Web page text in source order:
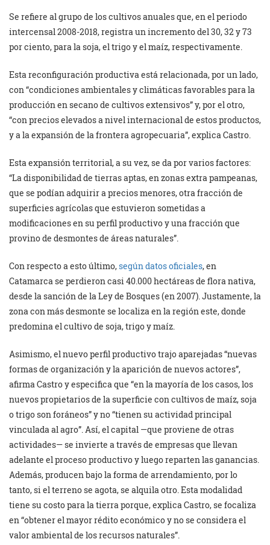
Se refiere al grupo de los cultivos anuales que, en el periodo
intercensal 2008-2018, registra un incremento del 30, 32 y 73
por ciento, para la soja, el trigo y el maíz, respectivamente.
Esta reconfiguración productiva está relacionada, por un lado,
con “condiciones ambientales y climáticas favorables para la
producción en secano de cultivos extensivos” y, por el otro,
“con precios elevados a nivel internacional de estos productos,
y a la expansión de la frontera agropecuaria”, explica Castro.
Esta expansión territorial, a su vez, se da por varios factores:
“La disponibilidad de tierras aptas, en zonas extra pampeanas,
que se podían adquirir a precios menores, otra fracción de
superficies agrícolas que estuvieron sometidas a
modificaciones en su perfil productivo y una fracción que
provino de desmontes de áreas naturales”.
Con respecto a esto último,según datos oficiales, en
Catamarca se perdieron casi 40.000 hectáreas de flora nativa,
desde la sanción de la Ley de Bosques (en 2007). Justamente, la
zona con más desmonte se localiza en la región este, donde
predomina el cultivo de soja, trigo y maíz.
Asimismo, el nuevo perfil productivo trajo aparejadas “nuevas
formas de organización y la aparición de nuevos actores”,
afirma Castro y especifica que “en la mayoría de los casos, los
nuevos propietarios de la superficie con cultivos de maíz, soja
o trigo son foráneos” y no “tienen su actividad principal
vinculada al agro”. Así, el capital —que proviene de otras
actividades— se invierte a través de empresas que llevan
adelante el proceso productivo y luego reparten las ganancias.
Además, producen bajo la forma de arrendamiento, por lo
tanto, si el terreno se agota, se alquila otro. Esta modalidad
tiene su costo para la tierra porque, explica Castro, se focaliza
en “obtener el mayor rédito económico y no se considera el
valor ambiental de los recursos naturales”.